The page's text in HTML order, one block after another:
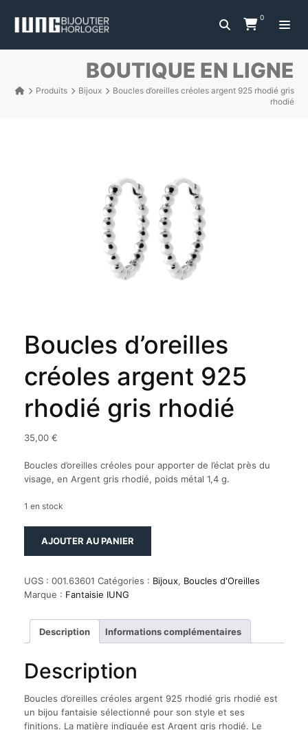
0
BOUTIQUE EN LIGNE
Produits Bijoux
Boucles d’oreilles créoles argent 925 rhodié gris
rhodié
Boucles d’oreilles
créoles argent 925
rhodié gris rhodié
35,00 €
Boucles d’oreilles créoles pour apporter de l’éclat près du
visage, en Argent gris rhodié, poids métal 1,4 g.
1 en stock
créoles
argent
rhodié
gris
AJOUTER AU PANIER
UGS : 001.63601 Catégories : Bijoux, Boucles d'Oreilles
Marque : Fantaisie IUNG
Description Informations complémentaires
Description
Boucles d’oreilles créoles argent 925 rhodié gris rhodié est
un bijou fantaisie sélectionné pour son style et ses
finitions. La matière indiquée est Argent gris rhodié. Le